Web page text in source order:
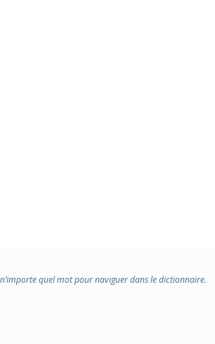
quel mot pour naviguer dans le dictionnaire.